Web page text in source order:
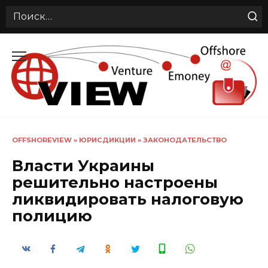
Search
содержанию
OFFSHOREVIEW » ЮРИСДИКЦИИ » ЗАКОНОДАТЕЛЬСТВО
Власти Украины
решительно настроены
ликвидировать налоговую
полицию